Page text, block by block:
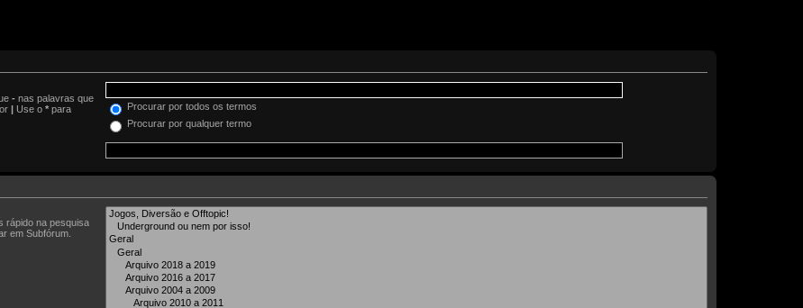
- nas palavras que
| Use o * para
Procurar por todos os termos
Procurar por qualquer termo
rápido na pesquisa
em Subfórum.